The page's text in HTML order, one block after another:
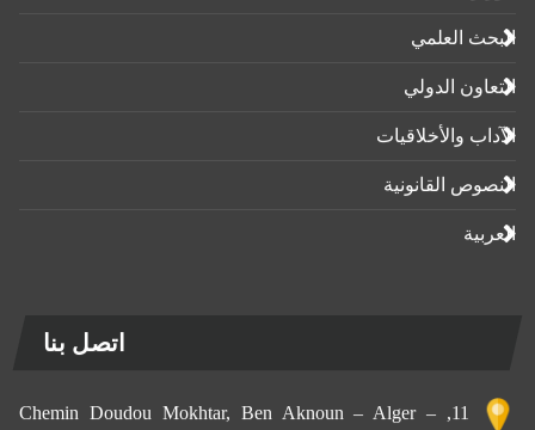
البحث العلمي
التعاون الدولي
الآداب واﻷخلاقيات
النصوص القانونية
العربية
اتصل بنا
11, Chemin Doudou Mokhtar, Ben Aknoun – Alger –